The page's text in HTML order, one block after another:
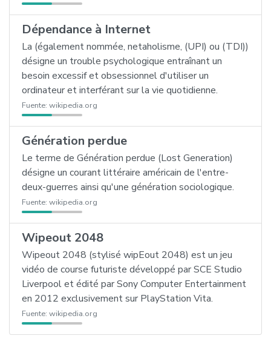
Dépendance à Internet
La (également nommée, netaholisme, (UPI) ou (TDI))
désigne un trouble psychologique entraînant un
besoin excessif et obsessionnel d'utiliser un
ordinateur et interférant sur la vie quotidienne.
Fuente: wikipedia.org
Génération perdue
Le terme de Génération perdue (Lost Generation)
désigne un courant littéraire américain de l'entre-
deux-guerres ainsi qu'une génération sociologique.
Fuente: wikipedia.org
Wipeout 2048
Wipeout 2048 (stylisé wipEout 2048) est un jeu
vidéo de course futuriste développé par SCE Studio
Liverpool et édité par Sony Computer Entertainment
en 2012 exclusivement sur PlayStation Vita.
Fuente: wikipedia.org